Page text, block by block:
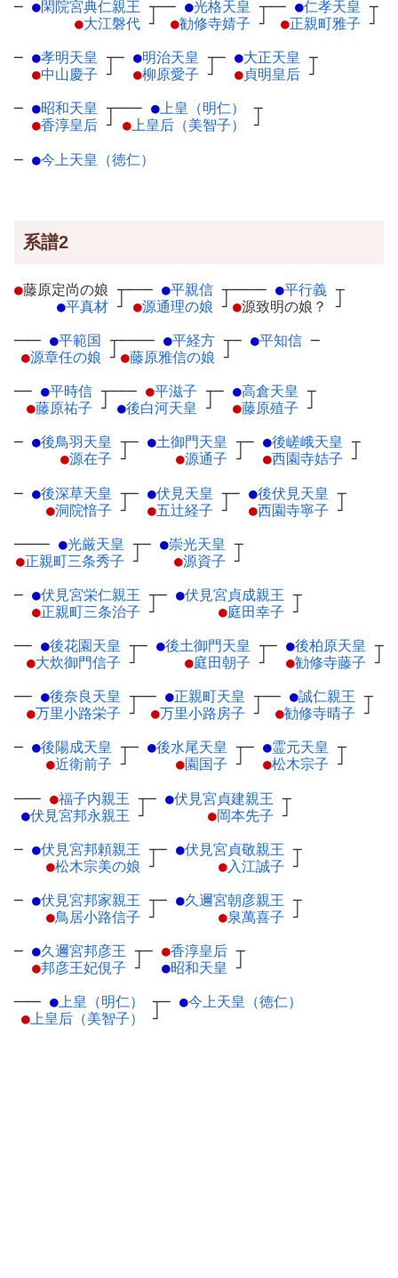
─ ●閑院宮典仁親王 ┬
●大江磐代 ┘
── ●光格天皇 ┬
●勧修寺婧子 ┘
── ●仁孝天皇 ┬
●正親町雅子 ┘
─ ●孝明天皇 ┬
●中山慶子 ┘
─ ●明治天皇 ┬
●柳原愛子 ┘
─ ●大正天皇 ┬
●貞明皇后 ┘
─ ●昭和天皇 ┬
●香淳皇后 ┘
─── ●上皇（明仁）
┬
●上皇后（美智子） ┘
─ ●今上天皇（徳仁）
系譜2
●藤原定尚の娘 ┬
●平真材 ┘
─── ●平親信 ┬
●源通理の娘 ┘
──── ●平行義 ┬
●源致明の娘？ ┘
─── ●平範国 ┬
●源章任の娘 ┘
──── ●平経方 ┬
●藤原雅信の娘 ┘
─ ●平知信 ─
── ●平時信 ┬
●藤原祐子 ┘
─── ●平滋子 ┬
●後白河天皇 ┘
─ ●高倉天皇 ┬
●藤原殖子 ┘
─ ●後鳥羽天皇 ┬
●源在子 ┘
─ ●土御門天皇 ┬
●源通子 ┘
─ ●後嵯峨天皇 ┬
●西園寺姞子 ┘
─ ●後深草天皇 ┬
●洞院愔子 ┘
─ ●伏見天皇 ┬
●五辻経子 ┘
─ ●後伏見天皇 ┬
●西園寺寧子 ┘
──── ●光厳天皇 ┬
●正親町三条秀子 ┘
─ ●崇光天皇 ┬
●源資子 ┘
─ ●伏見宮栄仁親王 ┬
●正親町三条治子 ┘
─ ●伏見宮貞成親王 ┬
●庭田幸子 ┘
── ●後花園天皇 ┬
●大炊御門信子 ┘
─ ●後土御門天皇 ┬
●庭田朝子 ┘
─ ●後柏原天皇 ┬
●勧修寺藤子 ┘
── ●後奈良天皇 ┬
●万里小路栄子 ┘
── ●正親町天皇 ┬
●万里小路房子 ┘
── ●誠仁親王 ┬
●勧修寺晴子 ┘
─ ●後陽成天皇 ┬
●近衛前子 ┘
─ ●後水尾天皇 ┬
●園国子 ┘
─ ●霊元天皇 ┬
●松木宗子 ┘
─── ●福子内親王 ┬
●伏見宮邦永親王 ┘
─ ●伏見宮貞建親王 ┬
●岡本先子 ┘
─ ●伏見宮邦頼親王 ┬
●松木宗美の娘 ┘
─ ●伏見宮貞敬親王 ┬
●入江誠子 ┘
─ ●伏見宮邦家親王 ┬
●鳥居小路信子 ┘
─ ●久邇宮朝彦親王 ┬
●泉萬喜子 ┘
─ ●久邇宮邦彦王 ┬
●邦彦王妃俔子 ┘
─ ●香淳皇后 ┬
●昭和天皇 ┘
─── ●上皇（明仁）
┬
●上皇后（美智子） ┘
─ ●今上天皇（徳仁）